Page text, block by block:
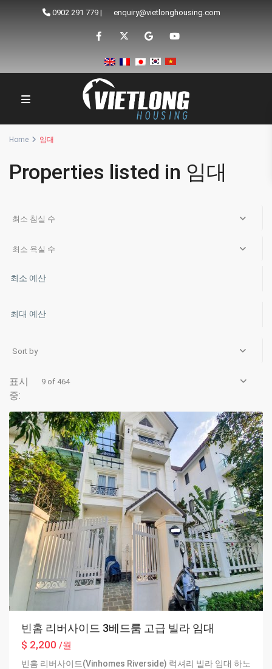
0902 291 779 | enquiry@vietlonghousing.com
Home 임대
Properties listed in 임대
최소 침실 수
최소 욕실 수
Sort by
9 of 464
빈홈 리버사이드 3베드룸 고급 빌라 임대
$ 2,200 /월
빈홈 리버사이드(Vinhomes Riverside) 럭셔리 빌라 임대 하노